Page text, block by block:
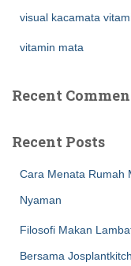
visual kacamata
vitamin mata
Recent
Recent Posts
Cara Menata Rumah
Nyaman
Filosofi Makan
Bersama